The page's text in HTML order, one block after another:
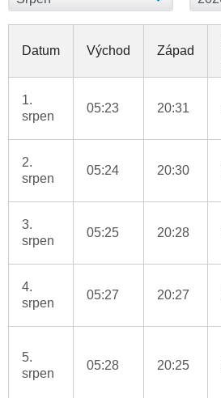
Datum Východ Západ
1.
srpen
05:23 20:31
2.
srpen
05:24 20:30
3.
srpen
05:25 20:28
4.
srpen
05:27 20:27
5.
srpen
05:28 20:25